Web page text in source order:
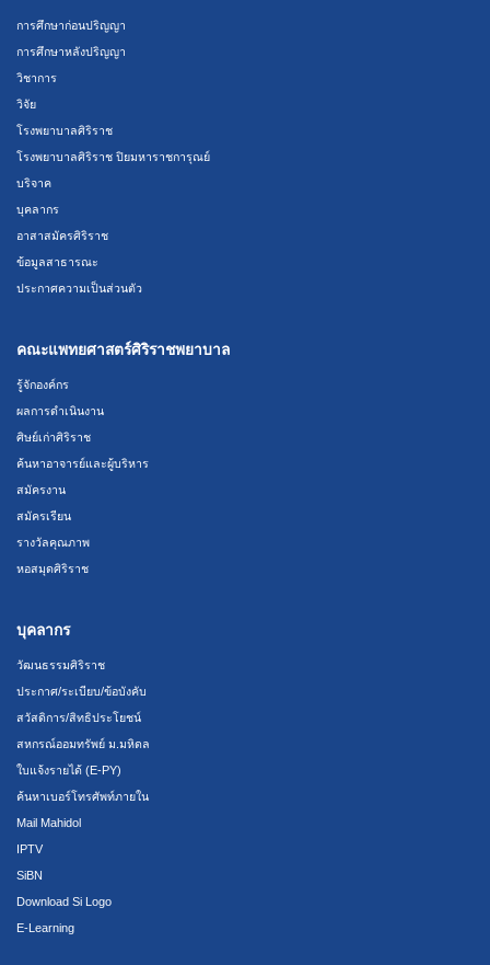
การศึกษาก่อนปริญญา
การศึกษาหลังปริญญา
วิชาการ
วิจัย
โรงพยาบาลศิริราช
โรงพยาบาลศิริราช ปิยมหาราชการุณย์
บริจาค
บุคลากร
อาสาสมัครศิริราช
ข้อมูลสาธารณะ
ประกาศความเป็นส่วนตัว
คณะแพทยศาสตร์ศิริราชพยาบาล
รู้จักองค์กร
ผลการดำเนินงาน
ศิษย์เก่าศิริราช
ค้นหาอาจารย์และผู้บริหาร
สมัครงาน
สมัครเรียน
รางวัลคุณภาพ
หอสมุดศิริราช
บุคลากร
วัฒนธรรมศิริราช
ประกาศ/ระเบียบ/ข้อบังคับ
สวัสดิการ/สิทธิประโยชน์
สหกรณ์ออมทรัพย์ ม.มหิดล
ใบแจ้งรายได้ (E-PY)
ค้นหาเบอร์โทรศัพท์ภายใน
Mail Mahidol
IPTV
SiBN
Download Si Logo
E-Learning